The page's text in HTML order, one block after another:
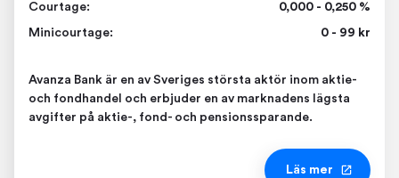
Courtage: 0,000 - 0,250 %
Minicourtage: 0 - 99 kr
Avanza Bank är en av Sveriges största aktör inom aktie-
och fondhandel och erbjuder en av marknadens lägsta
avgifter på aktie-, fond- och pensionssparande.
Läs mer